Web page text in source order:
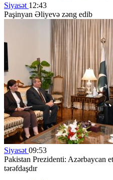
Siyasət 12:43
Paşinyan Əliyevə zəng edib
Siyasət 09:53
Pakistan Prezidenti: Azərbaycan
tərəfdaşdır